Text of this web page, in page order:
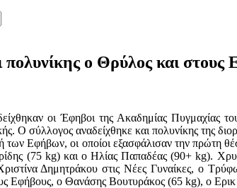
ο Θρύλος και στους
οι Έφηβοι της Ακαδημίας Πυγμαχίας
Ο σύλλογος αναδείχθηκε και πολυνίκης της
των Εφήβων, οι οποίοι εξασφάλισαν την πρώτη
(75 kg) και ο Ηλίας Παπαδέας (90+ kg).
Δημητράκου στις Νέες Γυναίκες, ο
Εφήβους, ο Θανάσης Βουτυράκος (65 kg), ο